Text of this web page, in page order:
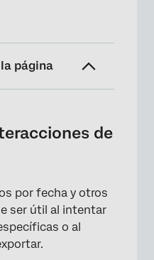
página
de
por fecha y otros
ser útil al intentar
o al